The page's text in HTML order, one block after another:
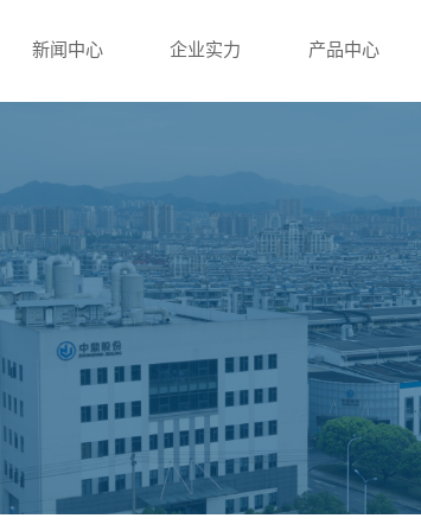
新闻中心 企业实力 产品中心